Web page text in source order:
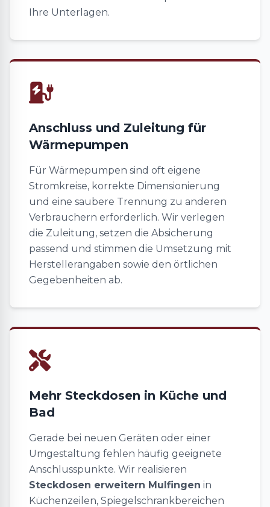
Ihre Unterlagen.
Anschluss und Zuleitung für
Wärmepumpen
Für Wärmepumpen sind oft eigene
Stromkreise, korrekte Dimensionierung
und eine saubere Trennung zu anderen
Verbrauchern erforderlich. Wir verlegen
die Zuleitung, setzen die Absicherung
passend und stimmen die Umsetzung mit
Herstellerangaben sowie den örtlichen
Gegebenheiten ab.
Mehr Steckdosen in Küche und
Bad
Gerade bei neuen Geräten oder einer
Umgestaltung fehlen häufig geeignete
Anschlusspunkte. Wir realisieren
Steckdosen erweitern Mulfingen in
Küchenzeilen, Spiegelschrankbereichen